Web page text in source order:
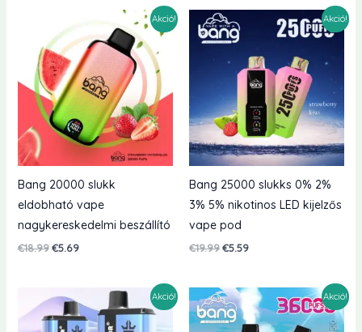
Akció!
Bang 20000 slukk
eldobható vape
nagykereskedelmi beszállító
€18.99 Eredeti
€5.69Jelenlegi
Akció!
Bang 25000 slukks 0% 2%
3% 5% nikotinos LED kijelzős
vape pod
€19.99Eredeti
€5.59Jelenlegi
Akció! Akció!